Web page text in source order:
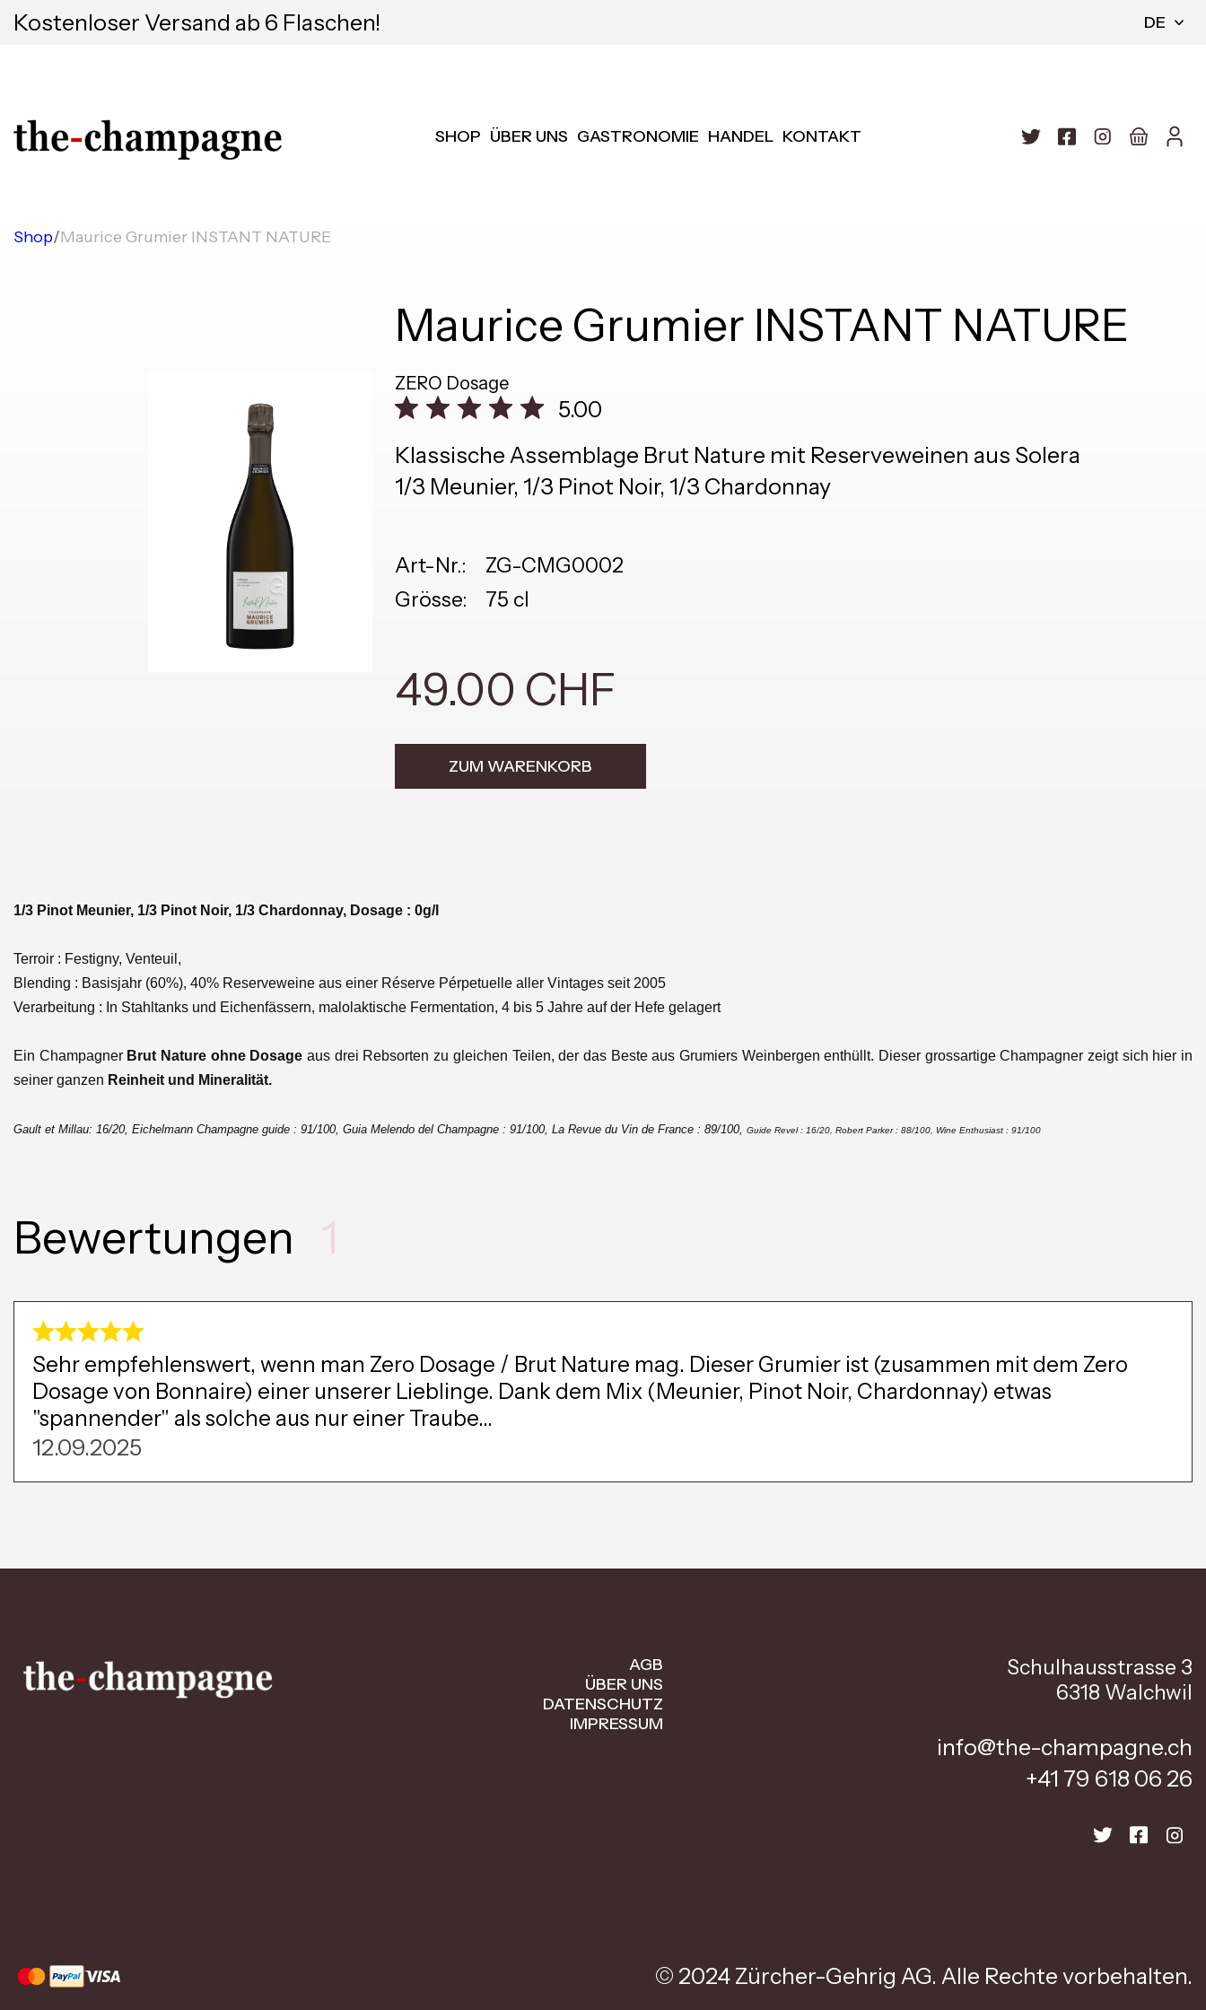
Kostenloser Versand ab 6 Flaschen! DE
SHOP ÜBER UNS GASTRONOMIE HANDEL KONTAKT
Shop/Maurice Grumier INSTANT NATURE
Maurice Grumier INSTANT NATURE
ZERO Dosage
5.00
Klassische Assemblage Brut Nature mit Reserveweinen aus Solera
1/3 Meunier, 1/3 Pinot Noir, 1/3 Chardonnay
Art-Nr.:
ZG-CMG0002
Grösse:
75 cl
49.00 CHF
ZUM WARENKORB
1/3 Pinot Meunier, 1/3 Pinot Noir, 1/3 Chardonnay, Dosage : 0g/l
Terroir : Festigny, Venteuil,
Blending : Basisjahr (60%), 40% Reserveweine aus einer Réserve Pérpetuelle aller Vintages seit 2005
Verarbeitung : In Stahltanks und Eichenfässern, malolaktische Fermentation, 4 bis 5 Jahre auf der Hefe gelagert
Ein ChampagnerBrut Nature ohne Dosage aus drei Rebsorten zu gleichen Teilen, der das Beste aus Grumiers Weinbergen enthüllt. Dieser grossartige Champagner zeigt sich hier in
seiner ganzen Reinheit und Mineralität.
Gault et Millau: 16/20, Eichelmann Champagne guide : 91/100, Guia Melendo del Champagne : 91/100, La Revue du Vin de France : 89/100, Guide Revel : 16/20, Robert Parker : 88/100, Wine Enthusiast : 91/100
Bewertungen 1
Sehr empfehlenswert, wenn man Zero Dosage / Brut Nature mag. Dieser Grumier ist (zusammen mit dem Zero
Dosage von Bonnaire) einer unserer Lieblinge. Dank dem Mix (Meunier, Pinot Noir, Chardonnay) etwas
"spannender" als solche aus nur einer Traube...
12.09.2025
AGB
ÜBER UNS
DATENSCHUTZ
IMPRESSUM
Schulhausstrasse 3
6318 Walchwil
info@the-champagne.ch
+41 79 618 06 26
© 2024 Zürcher-Gehrig AG. Alle Rechte vorbehalten.